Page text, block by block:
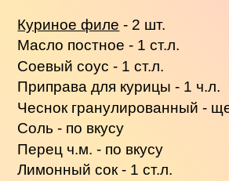
Куриное филе - 2 шт.
Масло постное - 1 ст.л.
Соевый соус - 1 ст.л.
Приправа для курицы - 1 ч.л.
Чеснок гранулированный -
Соль - по вкусу
Перец ч.м. - по вкусу
Лимонный сок - 1 ст.л.